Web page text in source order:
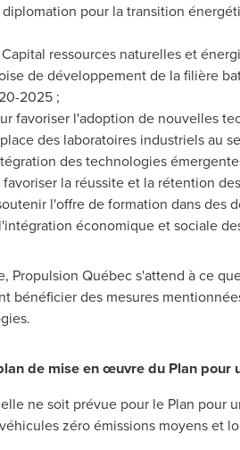
pour la transition
ressources naturelles et
de développement de la filière
2025 ;
favoriser l'adoption de nouvelles
des laboratoires industriels au
des technologies
la réussite et la rétention
l'offre de formation dans des
économique et sociale
Propulsion Québec s'attend à ce
bénéficier des mesures
de mise en œuvre du Plan pour
ne soit prévue pour le Plan pour
zéro émissions moyens et